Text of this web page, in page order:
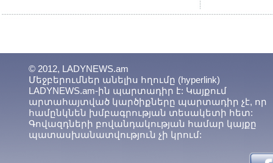
© 2012, LADYNEWS.am
Մեջբերումներ անելիս հղումը (hyperlink)
LADYNEWS.am-ին պարտադիր է: Կայքում
արտահայտված կարծիքները պարտադիր չէ, որ
համընկնեն խմբագրության տեսակետի հետ:
Գովազդների բովանդակության համար կայքը
պատասխանատվություն չի կրում: